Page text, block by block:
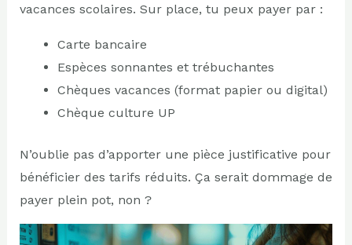
vacances scolaires. Sur place, tu peux payer par :
Carte bancaire
Espèces sonnantes et trébuchantes
Chèques vacances (format papier ou digital)
Chèque culture UP
N’oublie pas d’apporter une pièce justificative pour
bénéficier des tarifs réduits. Ça serait dommage de
payer plein pot, non ?